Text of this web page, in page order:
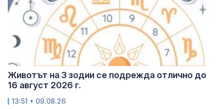
Животът на 3 зодии се подрежда отлично до
16 август 2026 г.
13:51 • 09.08.26